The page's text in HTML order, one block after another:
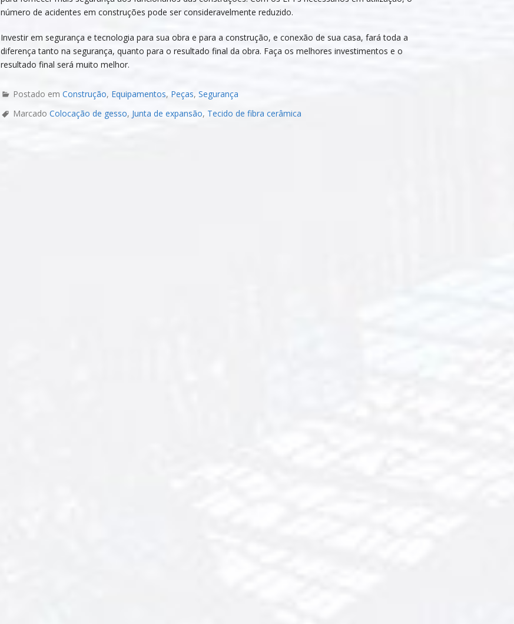
número de acidentes em construções pode ser consideravelmente reduzido.
Investir em segurança e tecnologia para sua obra e para a construção, e conexão de sua casa, fará toda a
diferença tanto na segurança, quanto para o resultado final da obra. Faça os melhores investimentos e o
resultado final será muito melhor.
Postado em Construção, Equipamentos, Peças, Segurança
Marcado Colocação de gesso, Junta de expansão, Tecido de fibra cerâmica